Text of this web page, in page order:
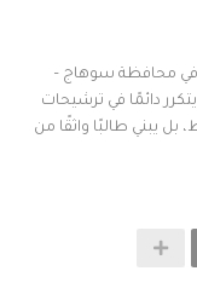
محافظة سوهاج –
دائمًا في ترشيحات
بل يبني طالبًا واثقًا من